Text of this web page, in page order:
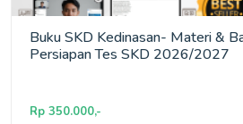
Buku SKD Kedinasan- Materi &
Persiapan Tes SKD 2026/2027
Rp 350.000,-